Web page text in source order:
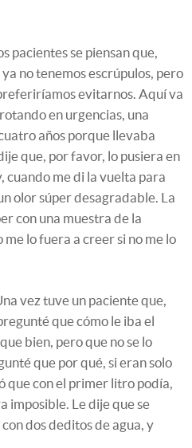
pacientes se piensan que,
no tenemos escrúpulos, pero
evitarnos. Aquí va
en urgencias, una
años porque llevaba
que, por favor, lo pusiera en
cuando me di la vuelta para
olor súper desagradable. La
con una muestra de la
lo fuera a creer si no me lo
vez tuve un paciente que,
que cómo le iba el
bien, pero que no se lo
que por qué, si eran solo
que con el primer litro podía,
imposible. Le dije que se
dos deditos de agua, y